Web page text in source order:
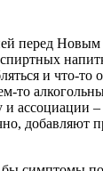
перед
и что-то
то
и ассоциации
добавляют